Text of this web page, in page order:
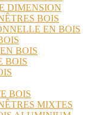
DIMENSION
BOIS
EN BOIS
BOIS
BOIS
BOIS
MIXTES